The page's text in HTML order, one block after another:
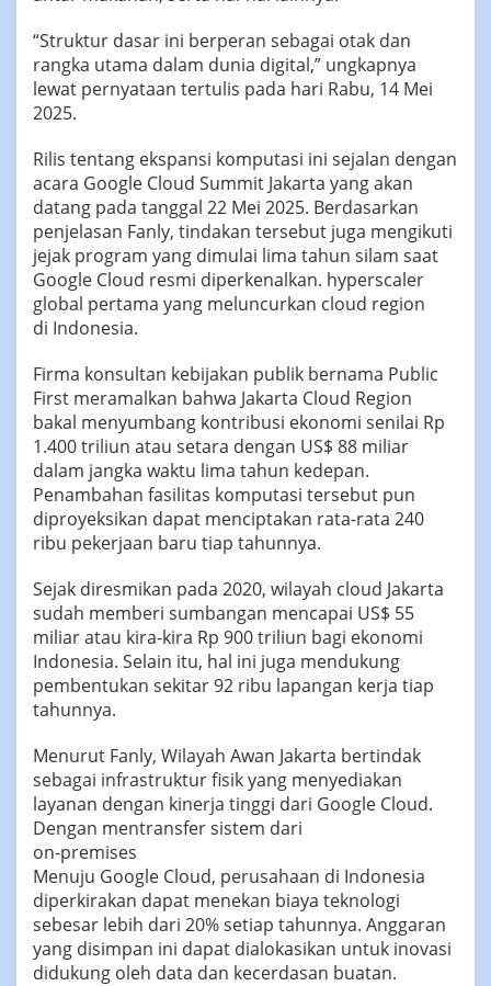
“Struktur dasar ini berperan sebagai otak dan
rangka utama dalam dunia digital,” ungkapnya
lewat pernyataan tertulis pada hari Rabu, 14 Mei
2025.
Rilis tentang ekspansi komputasi ini sejalan dengan
acara Google Cloud Summit Jakarta yang akan
datang pada tanggal 22 Mei 2025. Berdasarkan
penjelasan Fanly, tindakan tersebut juga mengikuti
jejak program yang dimulai lima tahun silam saat
Google Cloud resmi diperkenalkan. hyperscaler
global pertama yang meluncurkan cloud region
di Indonesia.
Firma konsultan kebijakan publik bernama Public
First meramalkan bahwa Jakarta Cloud Region
bakal menyumbang kontribusi ekonomi senilai Rp
1.400 triliun atau setara dengan US$ 88 miliar
dalam jangka waktu lima tahun kedepan.
Penambahan fasilitas komputasi tersebut pun
diproyeksikan dapat menciptakan rata-rata 240
ribu pekerjaan baru tiap tahunnya.
Sejak diresmikan pada 2020, wilayah cloud Jakarta
sudah memberi sumbangan mencapai US$ 55
miliar atau kira-kira Rp 900 triliun bagi ekonomi
Indonesia. Selain itu, hal ini juga mendukung
pembentukan sekitar 92 ribu lapangan kerja tiap
tahunnya.
Menurut Fanly, Wilayah Awan Jakarta bertindak
sebagai infrastruktur fisik yang menyediakan
layanan dengan kinerja tinggi dari Google Cloud.
Dengan mentransfer sistem dari
on-premises
Menuju Google Cloud, perusahaan di Indonesia
diperkirakan dapat menekan biaya teknologi
sebesar lebih dari 20% setiap tahunnya. Anggaran
yang disimpan ini dapat dialokasikan untuk inovasi
didukung oleh data dan kecerdasan buatan.